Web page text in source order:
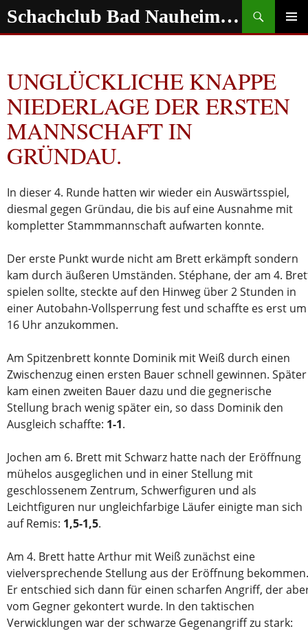
Zum
Inhalt
Schachclub Bad Nauheim e.V.
Suchen
UNGLÜCKLICHE KNAPPE
NIEDERLAGE DER ERSTEN
MANNSCHAFT IN
GRÜNDAU.
In dieser 4. Runde hatten wir wieder ein Auswärtsspiel,
diesmal gegen Gründau, die bis auf eine Ausnahme mit
kompletter Stammmannschaft aufwarten konnte.
Der erste Punkt wurde nicht am Brett erkämpft sondern
kam durch äußeren Umständen. Stéphane, der am 4.
spielen sollte, steckte auf den Hinweg über 2 Stunden in
einer Autobahn-Vollsperrung fest und schaffte es erst um
16 Uhr anzukommen.
Am Spitzenbrett konnte Dominik mit Weiß durch einen
Zwischenzug einen ersten Bauer schnell gewinnen. Später
kam einen zweiten Bauer dazu und die gegnerische
Stellung brach wenig später ein, so dass Dominik den
Ausgleich schaffte: 1-1.
Jochen am 6. Brett mit Schwarz hatte nach der Eröffnung
mühelos ausgeglichen und in einer Stellung mit
geschlossenem Zentrum, Schwerfiguren und als
Leichtfiguren nur ungleichfarbige Läufer einigte man sich
auf Remis: 1,5-1,5.
Am 4. Brett hatte Arthur mit Weiß zunächst eine
vielversprechende Stellung aus der Eröffnung bekommen.
Er entschied sich dann für einen scharfen Angriff, der
vom Gegner gekontert wurde. In den taktischen
Verwicklungen war der schwarze Gegenangriff zu stark: